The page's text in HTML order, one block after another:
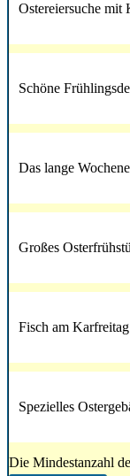
Ostereiersuche mit
Schöne
Das lange
Großes
Fisch am Karfreitag
Spezielles
Die Mindestanzahl